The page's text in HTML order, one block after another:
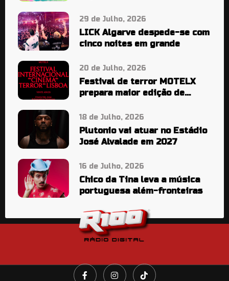
29 de Julho, 2026
LICK Algarve despede-se com
cinco noites em grande
20 de Julho, 2026
Festival de terror MOTELX
prepara maior edição de
18 de Julho, 2026
Plutonio vai atuar no Estádio
José Alvalade em 2027
16 de Julho, 2026
Chico da Tina leva a música
portuguesa além-fronteiras